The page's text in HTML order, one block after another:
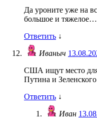
Да уроните уже на
большое и
Ответить ↓
Иваныч
США ищут место для
Путина и
Ответить ↓
Иван